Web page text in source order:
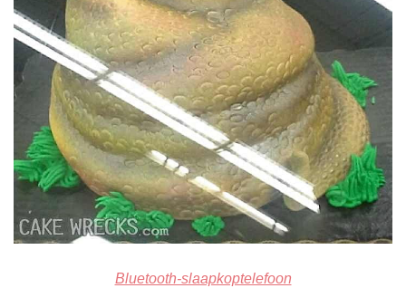
Bluetooth-slaapkoptelefoon